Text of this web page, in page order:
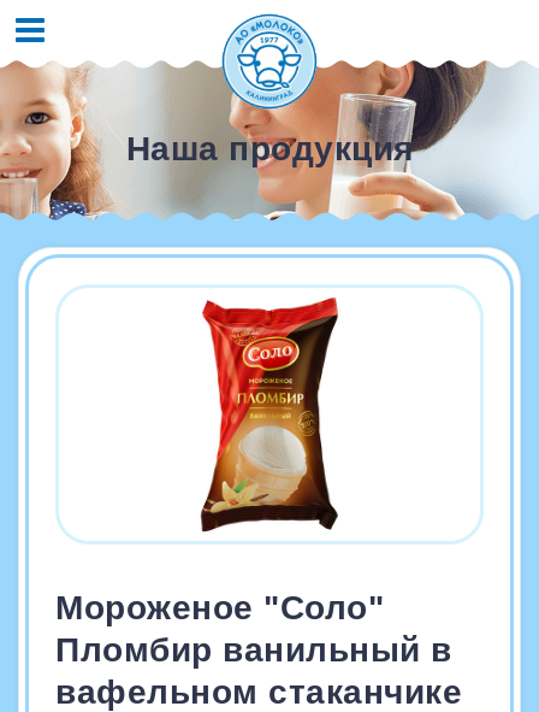
Наша продукция
Мороженое "Соло"
Пломбир ванильный в
вафельном стаканчике